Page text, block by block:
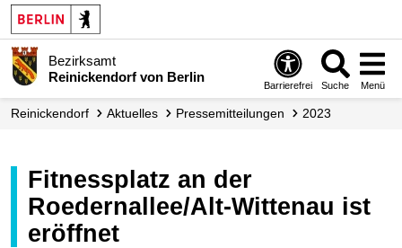
Bezirksamt
Reinickendorf von Berlin
Barrierefrei Suche Menü
Reinickendorf Aktuelles Presse­mitteilungen 2023
Fitnessplatz an der
Roedernallee/Alt-Wittenau ist
eröffnet